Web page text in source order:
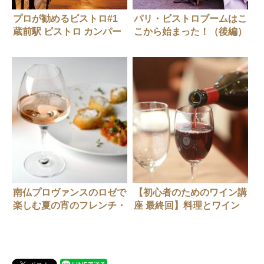
プロが勧めるビストロ#1
蔵前駅 ビストロ カンパー
パリ・ビストロブームはこ
こから始まった！（後編）
南仏プロヴァンスのロゼで
楽しむ夏の宵のフレンチ・
【初心者のためのワイン講
座 最終回】料理とワイン